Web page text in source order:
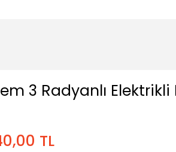
3 Radyanlı Elektrikli
TL